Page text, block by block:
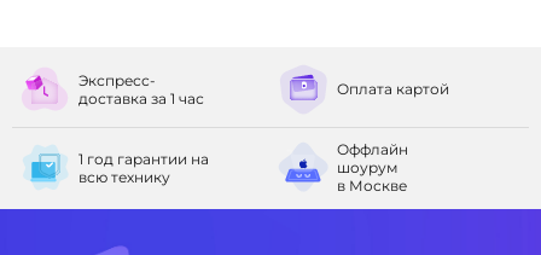
Экспресс-
доставка за 1 час Оплата картой
1 год гарантии на
всю технику
Оффлайн
шоурум
в Москве